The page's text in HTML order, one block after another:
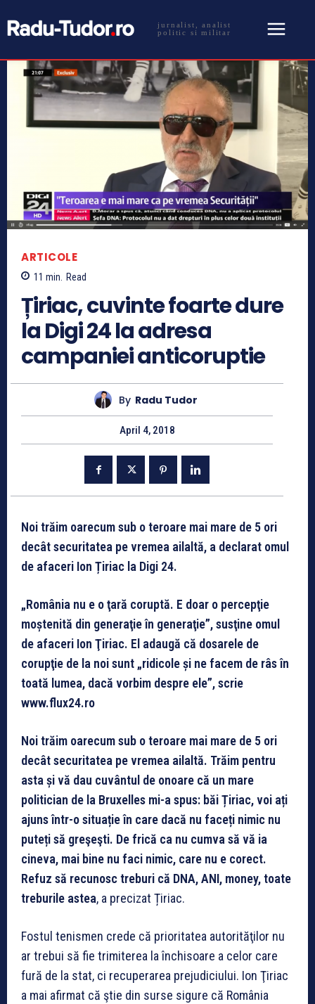
jurnalist, analist
politic si militar
ARTICOLE
11 min. Read
Țiriac, cuvinte foarte dure
la Digi 24 la adresa
campaniei anticoruptie
By Radu Tudor
April 4, 2018
Noi trăim oarecum sub o teroare mai mare de 5 ori
decât securitatea pe vremea ailaltă, a declarat omul
de afaceri Ion Țiriac la Digi 24.
„România nu e o ţară coruptă. E doar o percepţie
moştenită din generaţie în generaţie”, susţine omul
de afaceri Ion Ţiriac. El adaugă că dosarele de
corupţie de la noi sunt „ridicole şi ne facem de râs în
toată lumea, dacă vorbim despre ele”, scrie
www.flux24.ro
Noi trăim oarecum sub o teroare mai mare de 5 ori
decât securitatea pe vremea ailaltă. Trăim pentru
asta și vă dau cuvântul de onoare că un mare
politician de la Bruxelles mi-a spus: băi Țiriac, voi ați
ajuns într-o situație în care dacă nu faceți nimic nu
puteți să greşeşti. De frică ca nu cumva să vă ia
cineva, mai bine nu faci nimic, care nu e corect.
Refuz să recunosc treburi că DNA, ANI, money, toate
treburile astea, a precizat Țiriac.
Fostul tenismen crede că prioritatea autorităţilor nu
ar trebui să fie trimiterea la închisoare a celor care
fură de la stat, ci recuperarea prejudiciului. Ion Ţiriac
a mai afirmat că ştie din surse sigure că România